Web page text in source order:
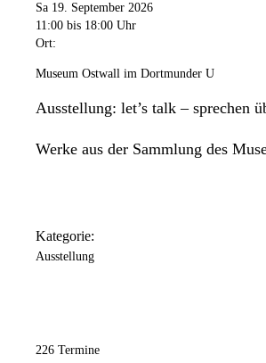
Sa 19. September 2026
11:00 bis 18:00 Uhr
Ort:
Museum Ostwall im Dortmunder U
Ausstellung: let’s talk – sprechen
Werke aus der Sammlung des
Kategorie:
Ausstellung
226 Termine